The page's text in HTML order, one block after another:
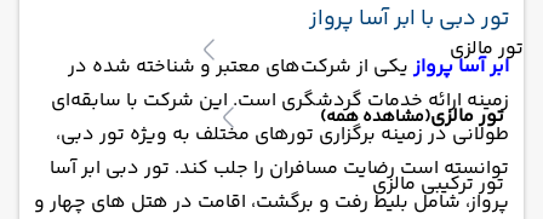
تور مالزی
تور مالزی(مشاهده همه)
تور ترکیبی مالزی
تور دبی با ابر آسا پرواز
ابر آسا پروازیکی از شرکت‌های معتبر و شناخته شده در
زمینه ارائه خدمات گردشگری است. این شرکت با سابقه‌ای
طولانی در زمینه برگزاری تورهای مختلف به ویژه تور دبی،
توانسته است رضایت مسافران را جلب کند. تور دبی ابر آسا
پرواز، شامل بلیط رفت و برگشت، اقامت در هتل های چهار و